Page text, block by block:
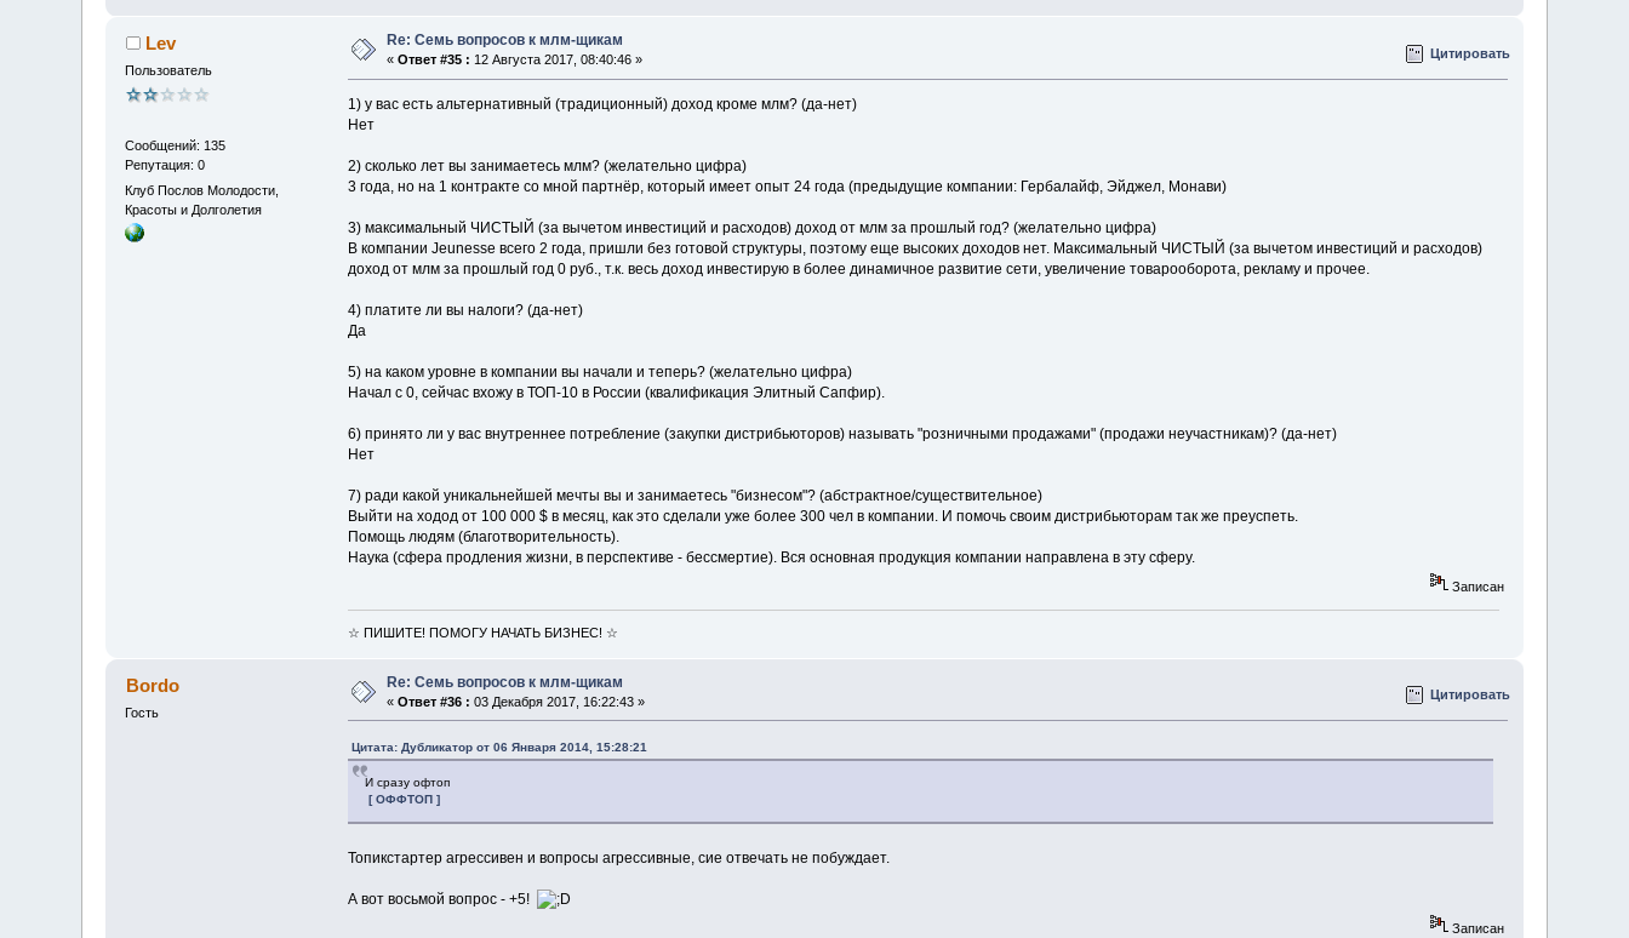
Lev
Пользователь
Сообщений: 135
Репутация: 0
Клуб Послов Молодости,
Красоты и Долголетия
Re: Семь вопросов к млм-щикам
«Ответ #35 : 12 Августа 2017, 08:40:46 » Цитировать
1) у вас есть альтернативный (традиционный) доход кроме млм? (да-нет)
Нет
2) сколько лет вы занимаетесь млм? (желательно цифра)
3 года, но на 1 контракте со мной партнёр, который имеет опыт 24 года (предыдущие компании: Гербалайф, Эйджел, Монави)
3) максимальный ЧИСТЫЙ (за вычетом инвестиций и расходов) доход от млм за прошлый год? (желательно цифра)
В компании Jeunesse всего 2 года, пришли без готовой структуры, поэтому еще высоких доходов нет. Максимальный ЧИСТЫЙ (за вычетом инвестиций и расходов)
доход от млм за прошлый год 0 руб., т.к. весь доход инвестирую в более динамичное развитие сети, увеличение товарооборота, рекламу и прочее.
4) платите ли вы налоги? (да-нет)
Да
5) на каком уровне в компании вы начали и теперь? (желательно цифра)
Начал с 0, сейчас вхожу в ТОП-10 в России (квалификация Элитный Сапфир).
6) принято ли у вас внутреннее потребление (закупки дистрибьюторов) называть "розничными продажами" (продажи неучастникам)? (да-нет)
Нет
7) ради какой уникальнейшей мечты вы и занимаетесь "бизнесом"? (абстрактное/существительное)
Выйти на ходод от 100 000 $ в месяц, как это сделали уже более 300 чел в компании. И помочь своим дистрибьюторам так же преуспеть.
Помощь людям (благотворительность).
Наука (сфера продления жизни, в перспективе - бессмертие). Вся основная продукция компании направлена в эту сферу.
Записан
☆ ПИШИТЕ! ПОМОГУ НАЧАТЬ БИЗНЕС! ☆
Bordo
Гость
Re: Семь вопросов к млм-щикам
«Ответ #36 : 03 Декабря 2017, 16:22:43 » Цитировать
Цитата: Дубликатор от 06 Января 2014, 15:28:21
И сразу офтоп
[ ОФФТОП ]
Топикстартер агрессивен и вопросы агрессивные, сие отвечать не побуждает.
А вот восьмой вопрос - +5!
Записан